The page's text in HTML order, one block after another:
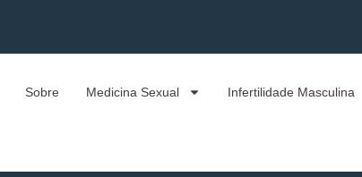
Sobre Medicina Sexual Infertilidade Masculina